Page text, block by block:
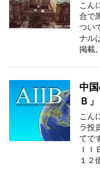
こん
合で
つい
ナル
掲載
中
Ｂ
こん
ラ投
てで
ＩＩ
１２